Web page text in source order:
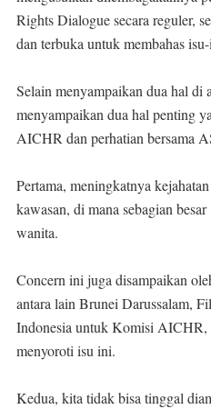
Rights Dialogue secara reguler,
dan terbuka untuk membahas
Selain menyampaikan dua hal di
menyampaikan dua hal penting
AICHR dan perhatian bersama
Pertama, meningkatnya
kawasan, di mana sebagian
wanita.
Concern ini juga disampaikan
antara lain Brunei Darussalam,
Indonesia untuk Komisi
menyoroti isu ini.
Kedua, kita tidak bisa tinggal